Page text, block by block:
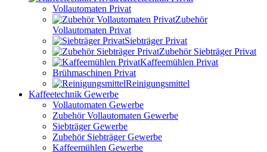
Vollautomaten Privat
Zubehör
Vollautomaten Privat
Siebträger Privat
Zubehör Siebträger Privat
Kaffeemühlen Privat
Brühmaschinen Privat
Reinigungsmittel
Kaffeetechnik Gewerbe
Vollautomaten Gewerbe
Zubehör Vollautomaten Gewerbe
Siebträger Gewerbe
Zubehör Siebträger Gewerbe
Kaffeemühlen Gewerbe